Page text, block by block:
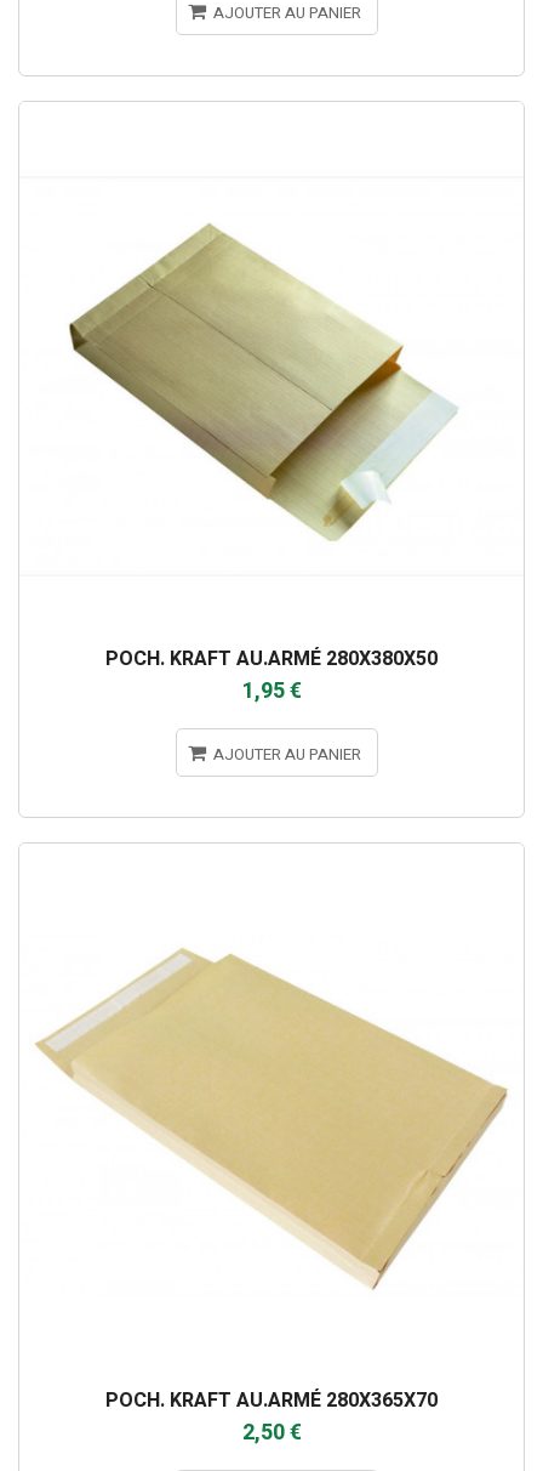
AJOUTER AU PANIER
POCH. KRAFT AU.ARMÉ 280X380X50
1,95 €
AJOUTER AU PANIER
POCH. KRAFT AU.ARMÉ 280X365X70
2,50 €